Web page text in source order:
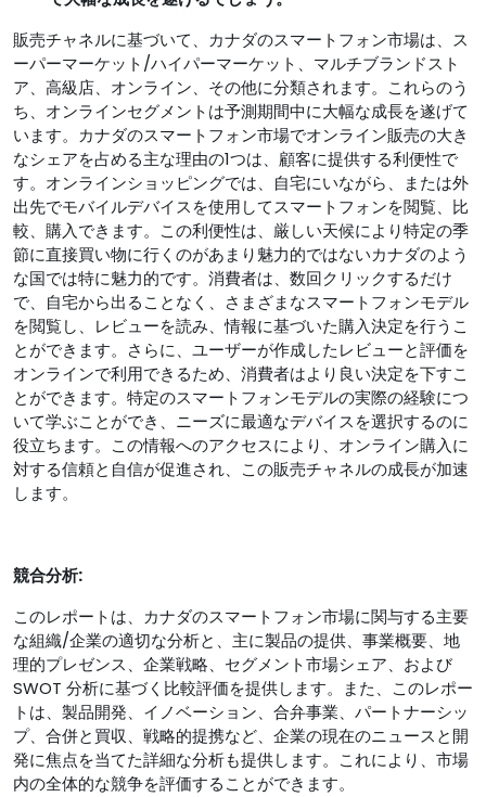
販売チャネルに基づいて、カナダのスマートフォン市場は、ス
ーパーマーケット/ハイパーマーケット、マルチブランドスト
ア、高級店、オンライン、その他に分類されます。これらのう
ち、オンラインセグメントは予測期間中に大幅な成長を遂げて
います。カナダのスマートフォン市場でオンライン販売の大き
なシェアを占める主な理由の1つは、顧客に提供する利便性で
す。オンラインショッピングでは、自宅にいながら、または外
出先でモバイルデバイスを使用してスマートフォンを閲覧、比
較、購入できます。この利便性は、厳しい天候により特定の季
節に直接買い物に行くのがあまり魅力的ではないカナダのよう
な国では特に魅力的です。消費者は、数回クリックするだけ
で、自宅から出ることなく、さまざまなスマートフォンモデル
を閲覧し、レビューを読み、情報に基づいた購入決定を行うこ
とができます。さらに、ユーザーが作成したレビューと評価を
オンラインで利用できるため、消費者はより良い決定を下すこ
とができます。特定のスマートフォンモデルの実際の経験につ
いて学ぶことができ、ニーズに最適なデバイスを選択するのに
役立ちます。この情報へのアクセスにより、オンライン購入に
対する信頼と自信が促進され、この販売チャネルの成長が加速
します。
競合分析:
このレポートは、カナダのスマートフォン市場に関与する主要
な組織/企業の適切な分析と、主に製品の提供、事業概要、地
理的プレゼンス、企業戦略、セグメント市場シェア、および
SWOT 分析に基づく比較評価を提供します。また、このレポー
トは、製品開発、イノベーション、合弁事業、パートナーシッ
プ、合併と買収、戦略的提携など、企業の現在のニュースと開
発に焦点を当てた詳細な分析も提供します。これにより、市場
内の全体的な競争を評価することができます。